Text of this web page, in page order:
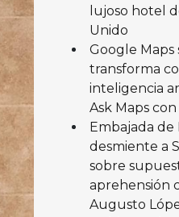
lujoso hotel
Unido
Google Maps
transforma
inteligencia
Ask Maps
Embajada de
desmiente a
sobre
aprehensión
Augusto